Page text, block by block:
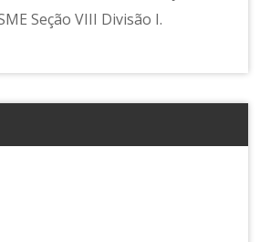
Seção VIII Divisão I.